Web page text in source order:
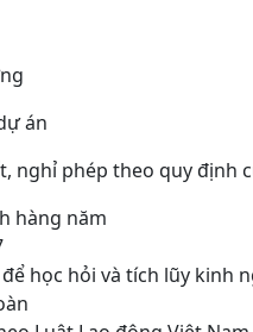
án
nghỉ phép theo quy định
hàng năm
học hỏi và tích lũy kinh